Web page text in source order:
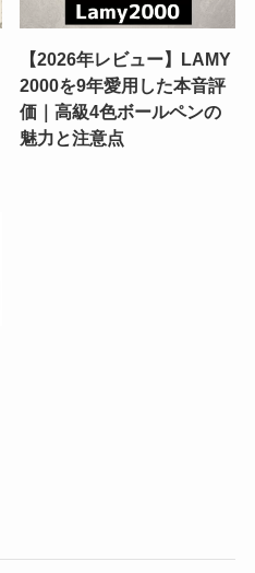
【2026年レビュー】LAMY
2000を9年愛用した本音評
価｜高級4色ボールペンの
魅力と注意点